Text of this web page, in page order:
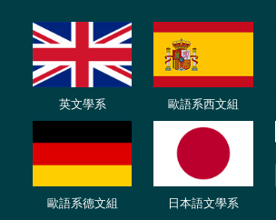
英文學系 歐語系西文組
歐語系德文組 日本語文學系